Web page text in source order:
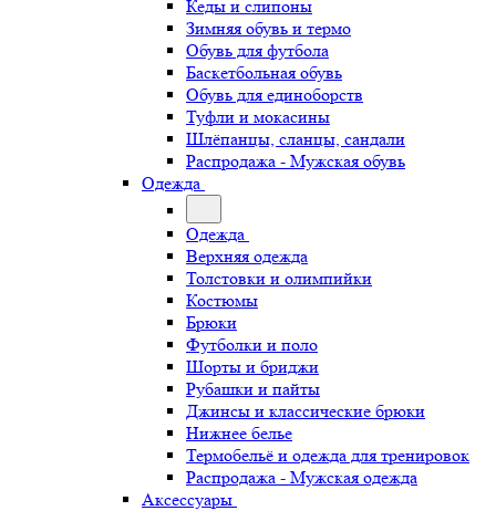
Кеды и слипоны
Зимняя обувь и термо
Обувь для футбола
Баскетбольная обувь
Обувь для единоборств
Туфли и мокасины
Шлёпанцы, сланцы, сандали
Распродажа - Мужская обувь
Одежда
Одежда
Верхняя одежда
Толстовки и олимпийки
Костюмы
Брюки
Футболки и поло
Шорты и бриджи
Рубашки и пайты
Джинсы и классические брюки
Нижнее белье
Термобельё и одежда для тренировок
Распродажа - Мужская одежда
Аксессуары